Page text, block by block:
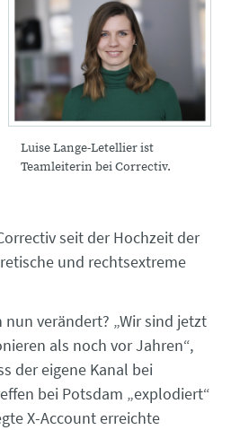
Luise Lange-Letellier ist
Teamleiterin bei Correctiv.
seit der Hochzeit der
und rechtsextreme
verändert? „Wir sind jetzt
als noch vor Jahren“,
der eigene Kanal bei
bei Potsdam „explodiert“
X-Account erreichte